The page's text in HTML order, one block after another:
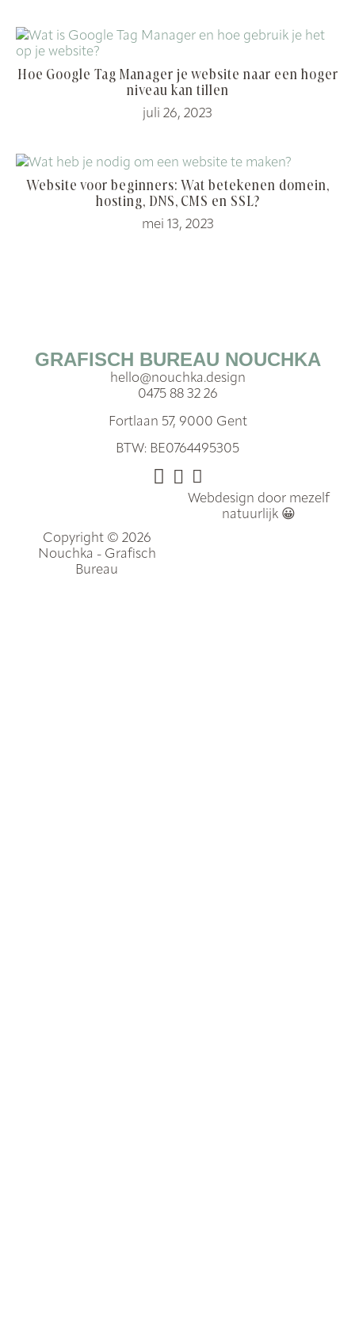
Hoe Google Tag Manager je website naar een hoger
niveau kan tillen
juli 26, 2023
Website voor beginners: Wat betekenen domein,
hosting, DNS, CMS en SSL?
mei 13, 2023
GRAFISCH BUREAU NOUCHKA
hello@nouchka.design
0475 88 32 26
Fortlaan 57, 9000 Gent
BTW: BE0764495305
Copyright © 2026
Nouchka - Grafisch
Bureau
Webdesign door mezelf
natuurlijk 😀